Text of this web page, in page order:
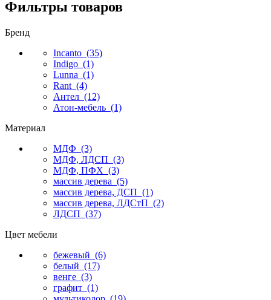
Фильтры товаров
Бренд
Incanto (35)
Indigo (1)
Lunna (1)
Rant (4)
Антел (12)
Атон-мебель (1)
Материал
МДФ (3)
МДФ, ЛДСП (3)
МДФ, ПФХ (3)
массив дерева (5)
массив дерева, ДСП (1)
массив дерева, ЛДСтП (2)
ЛДСП (37)
Цвет мебели
бежевый (6)
белый (17)
венге (3)
графит (1)